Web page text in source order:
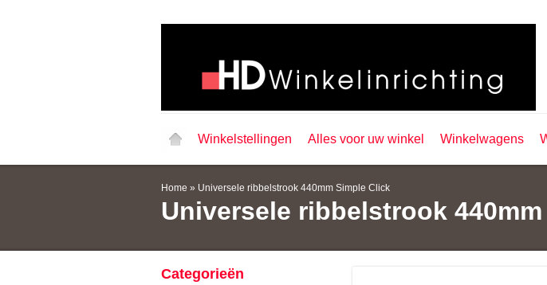
Winkelstellingen Alles voor uw winkel Winkelwagens
Home » Universele ribbelstrook 440mm Simple Click
Universele ribbelstrook
Categorieën